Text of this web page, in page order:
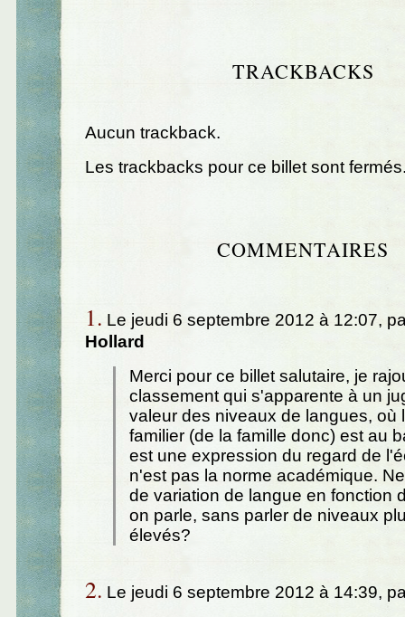
TRACKBACKS
Aucun trackback.
Les trackbacks pour ce billet sont
COMMENTAIRES
1. Le jeudi 6 septembre 2012 à 12:07,
Hollard
Merci pour ce billet salutaire, je
classement qui s'apparente à un
valeur des niveaux de langues, où
familier (de la famille donc) est au
est une expression du regard de
n'est pas la norme académique.
de variation de langue en fonction
on parle, sans parler de niveaux
élevés?
2. Le jeudi 6 septembre 2012 à 14:39,